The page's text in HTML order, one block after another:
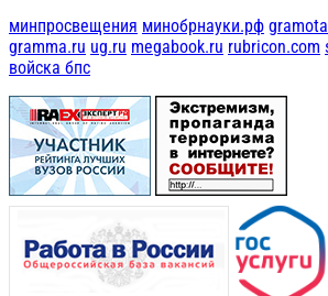
минпросвещения минобрнауки.рф
gramma.ru ug.ru megabook.ru rubricon.com
войска бпс